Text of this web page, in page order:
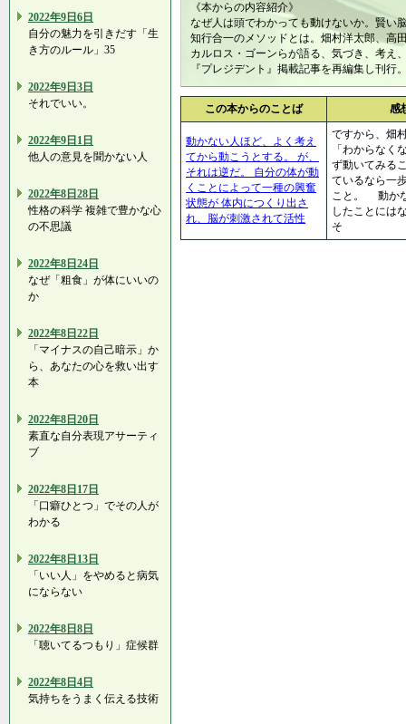
2022年9日6日
自分の魅力を引きだす「生
き方のルール」35
2022年9日3日
それでいい。
2022年9日1日
他人の意見を聞かない人
2022年8日28日
性格の科学 複雑で豊かな心
の不思議
2022年8日24日
なぜ「粗食」が体にいいの
か
2022年8日22日
「マイナスの自己暗示」か
ら、あなたの心を救い出す
本
2022年8日20日
素直な自分表現アサーティ
ブ
2022年8日17日
「口癖ひとつ」でその人が
わかる
2022年8日13日
「いい人」をやめると病気
にならない
2022年8日8日
「聴いてるつもり」症候群
2022年8日4日
気持ちをうまく伝える技術
《本からの内容紹介》
なぜ人は頭でわかっても動けないか。賢い
知行合一のメソッドとは。畑村洋太郎、高
カルロス・ゴーンらが語る、気づき、考え
『プレジデント』掲載記事を再編集し刊行
この本からのことば 感
動かない人ほど、よく考え
てから動こうとする。 が、
それは逆だ。 自分の体が動
くことによって一種の興奮
状態が 体内につくり出さ
れ、脳が刺激されて活性
ですから、畑
「わからなく
ず動いてみる
ているなら一
こと。 動か
したことに
そ